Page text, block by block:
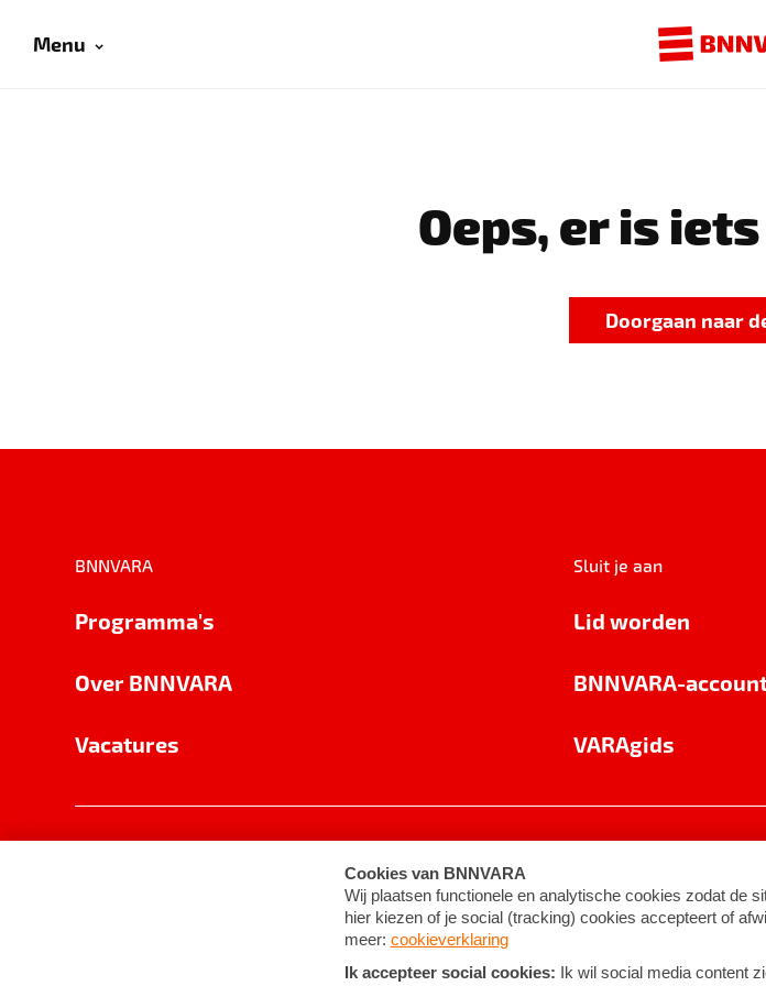
Menu
Oeps, er is
Doorgaan naar
BNNVARA
Programma's
Over BNNVARA
Vacatures
Sluit je aan
Lid worden
BNNVARA-
VARAgids
Cookie-instellingen Algemene voorwaarden ©2026